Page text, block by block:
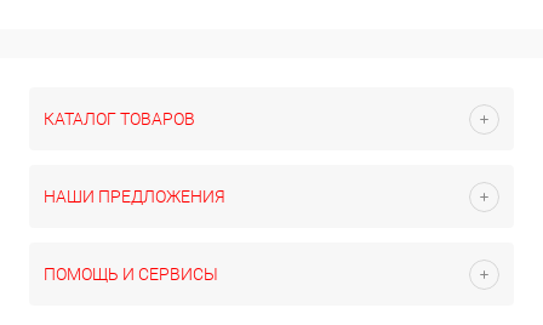
КАТАЛОГ ТОВАРОВ
НАШИ ПРЕДЛОЖЕНИЯ
ПОМОЩЬ И СЕРВИСЫ